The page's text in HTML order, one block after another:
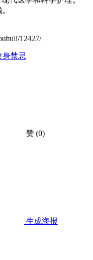
12427/
身禁忌
赞 (0)
生成海报